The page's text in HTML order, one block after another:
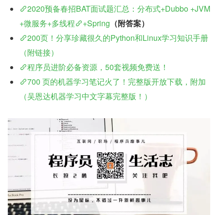
2020预备春招BAT面试题汇总：分布式+Dubbo +JVM
+微服务+多线程
+Spring （附答案）
200页！分享珍藏很久的Python和Linux学习知识手册
（附链接）
程序员进阶必备资源，50套视频免费送！
700 页的机器学习笔记火了！完整版开放下载，附加
（吴恩达机器学习中文字幕完整版！）